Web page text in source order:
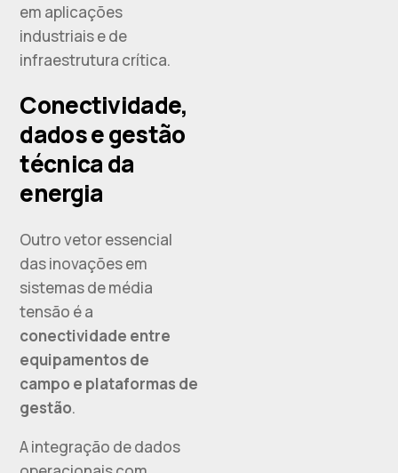
em aplicações
industriais e de
infraestrutura crítica.
Conectividade,
dados e gestão
técnica da
energia
Outro vetor essencial
das inovações em
sistemas de média
tensão é a
conectividade entre
equipamentos de
campo e plataformas de
gestão.
A integração de dados